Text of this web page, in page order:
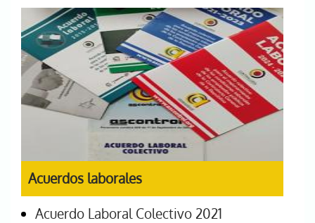
Acuerdos laborales
Acuerdo Laboral Colectivo 2021